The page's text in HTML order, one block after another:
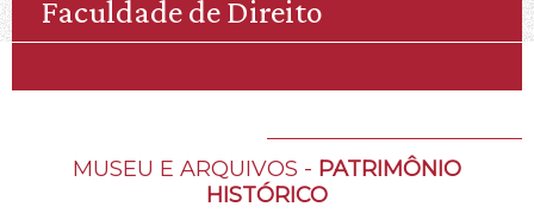
Faculdade de Direito
MUSEU E ARQUIVOS - PATRIMÔNIO
HISTÓRICO